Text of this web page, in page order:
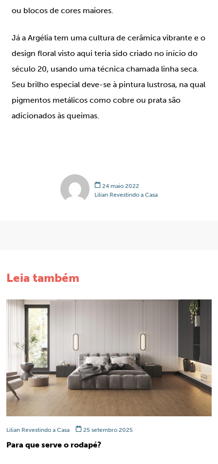
ou blocos de cores maiores.
Já a Argélia tem uma cultura de cerâmica vibrante e o
design floral visto aqui teria sido criado no início do
século 20, usando uma técnica chamada linha seca.
Seu brilho especial deve-se à pintura lustrosa, na qual
pigmentos metálicos como cobre ou prata são
adicionados às queimas.
24 maio 2022
Lilian Revestindo a Casa
Leia também
Lilian Revestindo a Casa 25 setembro 2025
Para que serve o rodapé?